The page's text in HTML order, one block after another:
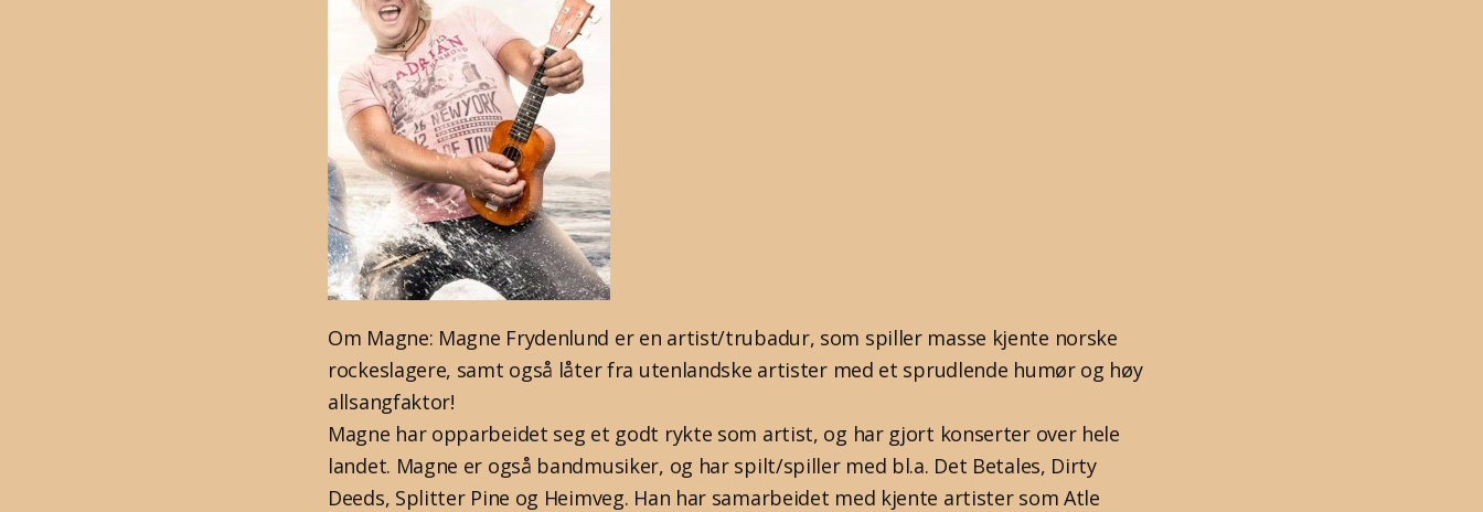
Om Magne: Magne Frydenlund er en artist/trubadur, som spiller masse kjente norske
rockeslagere, samt også låter fra utenlandske artister med et sprudlende humør og høy
allsangfaktor!
Magne har opparbeidet seg et godt rykte som artist, og har gjort konserter over hele
landet. Magne er også bandmusiker, og har spilt/spiller med bl.a. Det Betales, Dirty
Deeds, Splitter Pine og Heimveg. Han har samarbeidet med kjente artister som Atle